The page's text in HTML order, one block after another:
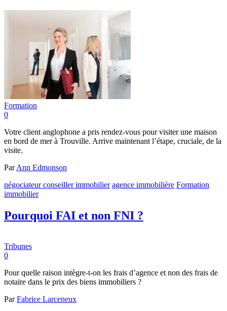
Formation
0
Votre client anglophone a pris rendez-vous pour visiter une maison
en bord de mer à Trouville. Arrive maintenant l’étape, cruciale, de la
visite.
ParAnn Edmonson
négociateur conseiller immobilier agence immobilière Formation
immobilier
Pourquoi FAI et non FNI ?
Tribunes
0
Pour quelle raison intègre-t-on les frais d’agence et non des frais de
notaire dans le prix des biens immobiliers ?
ParFabrice Larceneux